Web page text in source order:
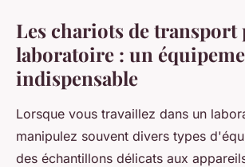
Les chariots de transport
laboratoire : un
indispensable
Lorsque vous travaillez dans un
manipulez souvent divers types
des échantillons délicats aux